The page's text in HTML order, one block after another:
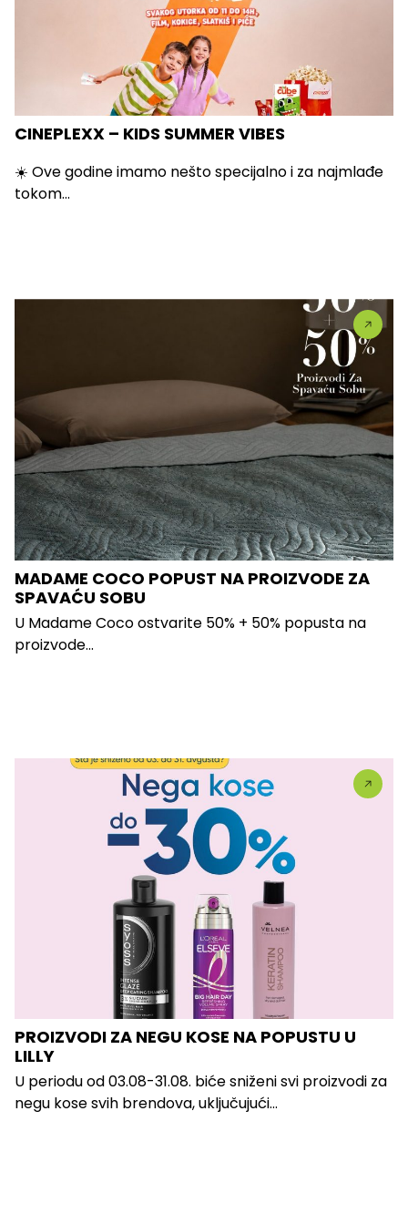
CINEPLEXX – KIDS SUMMER VIBES
☀️ Ove godine imamo nešto specijalno i za najmlađe
tokom...
MADAME COCO POPUST NA PROIZVODE ZA
SPAVAĆU SOBU
U Madame Coco ostvarite 50% + 50% popusta na
proizvode...
PROIZVODI ZA NEGU KOSE NA POPUSTU U
LILLY
U periodu od 03.08-31.08. biće sniženi svi proizvodi za
negu kose svih brendova, uključujući...